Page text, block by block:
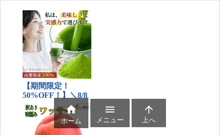

ホーム

メニュー

上へ